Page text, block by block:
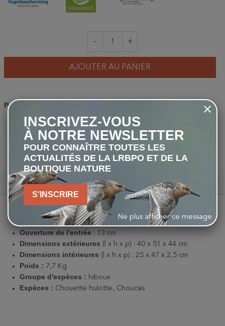
- +
AJOUTER AU PANIER
Partager
PARTAGERTWEETPINTEREST
Description
Matériau :Contreplaqué (FSC®)
vert
Ouverture de l'entrée : 13 cm
Dimensions extérieures (l x h x p) : 40 x 51 x 44 cm
Dimensions intérieures (l x h x p) : 25 x 47 x 2,5 cm
Poids : 7,7 Kg
Groupe d'espèces : hiboux
Espèces : Chouette hulotte, Choucas
INSCRIVEZ-VOUS
À NOTRE NEWSLETTER
POUR CONNAÎTRE TOUTES LES
ACTUALITÉS DE LA LRBPO ET DE LA
BOUTIQUE NATURE
S'INSCRIRE
Ne plus afficher ce message